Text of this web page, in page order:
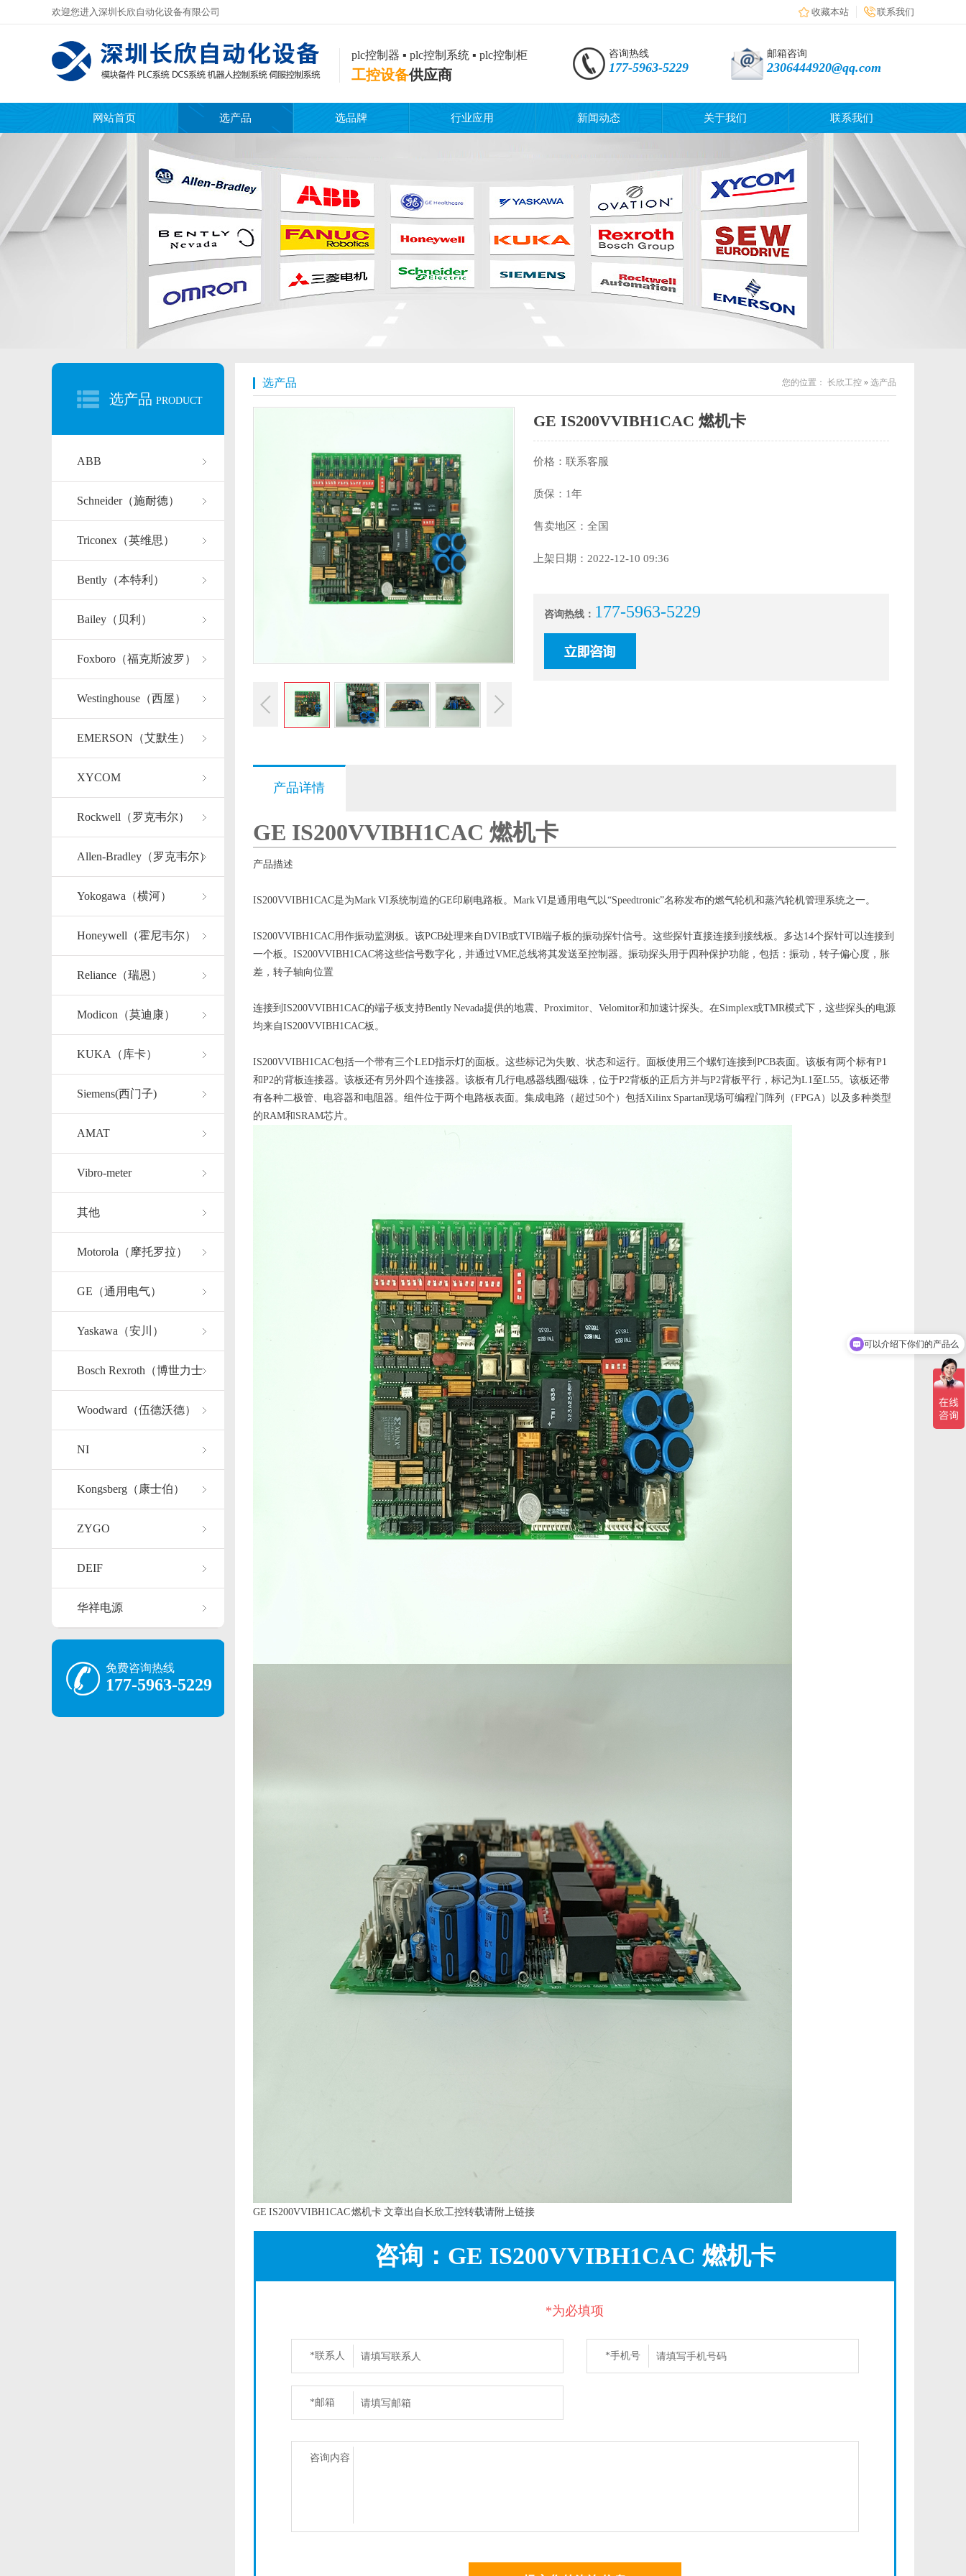
欢迎您进入深圳长欣自动化设备有限公司 收藏本站 联系我们
plc控制器 ▪ plc控制系统 ▪ plc控制柜
工控设备供应商
邮箱咨询
2306444920@qq.com
咨询热线
177-5963-5229
网站首页 选产品 选品牌 行业应用 新闻动态 关于我们 联系我们
选产品 PRODUCT
ABB
Schneider（施耐德）
Triconex（英维思）
Bently（本特利）
Bailey（贝利）
Foxboro（福克斯波罗）
Westinghouse（西屋）
EMERSON（艾默生）
XYCOM
Rockwell（罗克韦尔）
Allen-Bradley（罗克韦尔）
Yokogawa（横河）
Honeywell（霍尼韦尔）
Reliance（瑞恩）
Modicon（莫迪康）
KUKA（库卡）
Siemens(西门子)
AMAT
Vibro-meter
其他
Motorola（摩托罗拉）
GE（通用电气）
Yaskawa（安川）
Bosch Rexroth（博世力士
乐）
Woodward（伍德沃德）
NI
Kongsberg（康士伯）
ZYGO
DEIF
华祥电源
免费咨询热线
177-5963-5229
选产品 您的位置： 长欣工控 » 选产品
GE IS200VVIBH1CAC 燃机卡
价格：联系客服
质保：1年
售卖地区：全国
上架日期：2022-12-10 09:36
咨询热线： 177-5963-5229
产品详情
GE IS200VVIBH1CAC 燃机卡
产品描述
IS200VVIBH1CAC是为Mark VI系统制造的GE印刷电路板。Mark VI是通用电气以“Speedtronic”名称发布的燃气轮机和蒸汽轮机管理系统之一。
IS200VVIBH1CAC用作振动监测板。该PCB处理来自DVIB或TVIB端子板的振动探针信号。这些探针直接连接到接线板。多达14个探针可以连接到
一个板。IS200VVIBH1CAC将这些信号数字化，并通过VME总线将其发送至控制器。振动探头用于四种保护功能，包括：振动，转子偏心度，胀
差，转子轴向位置
连接到IS200VVIBH1CAC的端子板支持Bently Nevada提供的地震、Proximitor、Velomitor和加速计探头。在Simplex或TMR模式下，这些探头的电源
均来自IS200VVIBH1CAC板。
IS200VVIBH1CAC包括一个带有三个LED指示灯的面板。这些标记为失败、状态和运行。面板使用三个螺钉连接到PCB表面。该板有两个标有P1
和P2的背板连接器。该板还有另外四个连接器。该板有几行电感器线圈/磁珠，位于P2背板的正后方并与P2背板平行，标记为L1至L55。该板还带
有各种二极管、电容器和电阻器。组件位于两个电路板表面。集成电路（超过50个）包括Xilinx Spartan现场可编程门阵列（FPGA）以及多种类型
的RAM和SRAM芯片。
GE IS200VVIBH1CAC 燃机卡 文章出自长欣工控转载请附上链接
咨询：GE IS200VVIBH1CAC 燃机卡
*为必填项
*联系人 *手机号
*邮箱
咨询内容
可以介绍下你们的产品么